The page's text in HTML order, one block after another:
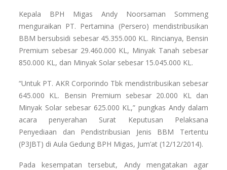
Kepala BPH Migas Andy Noorsaman Sommeng
menguraikan PT. Pertamina (Persero) mendistribusikan
BBM bersubsidi sebesar 45.355.000 KL. Rincianya, Bensin
Premium sebesar 29.460.000 KL, Minyak Tanah sebesar
850.000 KL, dan Minyak Solar sebesar 15.045.000 KL.
“Untuk PT. AKR Corporindo Tbk mendistribusikan sebesar
645.000 KL. Bensin Premium sebesar 20.000 KL dan
Minyak Solar sebesar 625.000 KL,” pungkas Andy dalam
acara penyerahan Surat Keputusan Pelaksana
Penyediaan dan Pendistribusian Jenis BBM Tertentu
(P3JBT) di Aula Gedung BPH Migas, Jum’at (12/12/2014).
Pada kesempatan tersebut, Andy mengatakan agar